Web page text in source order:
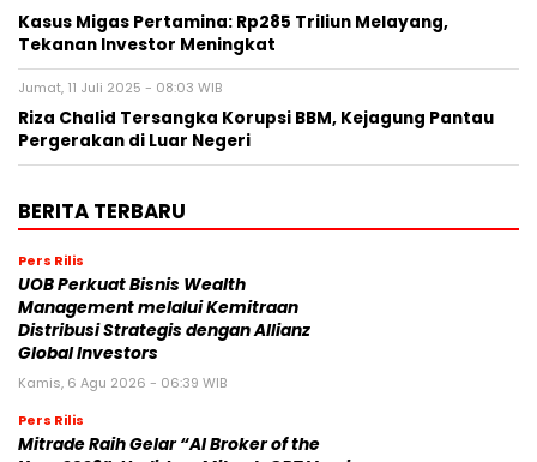
Kasus Migas Pertamina: Rp285 Triliun Melayang,
Tekanan Investor Meningkat
Jumat, 11 Juli 2025 - 08:03 WIB
Riza Chalid Tersangka Korupsi BBM, Kejagung Pantau
Pergerakan di Luar Negeri
BERITA TERBARU
Pers Rilis
UOB Perkuat Bisnis Wealth
Management melalui Kemitraan
Distribusi Strategis dengan Allianz
Global Investors
Kamis, 6 Agu 2026 - 06:39 WIB
Pers Rilis
Mitrade Raih Gelar “AI Broker of the